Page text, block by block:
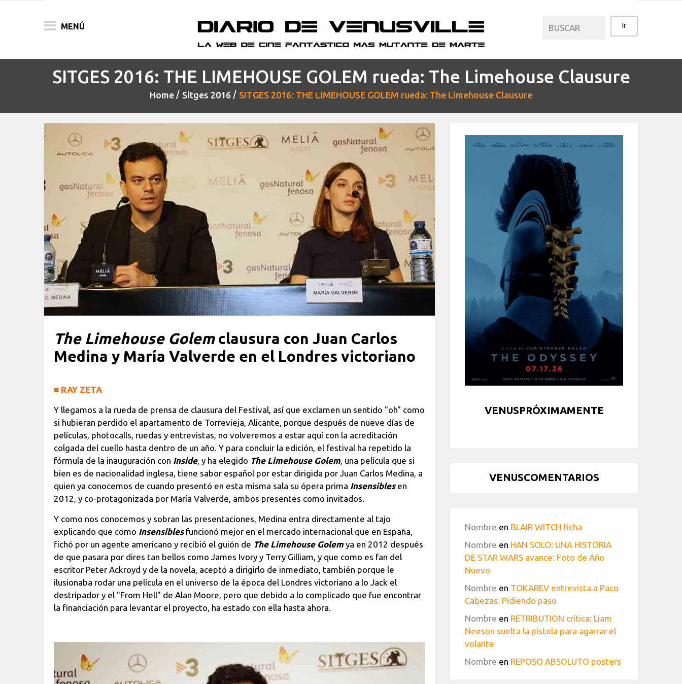
MENÚ
SITGES 2016: THE LIMEHOUSE GOLEM rueda: The Limehouse Clausure
Home Sitges 2016 SITGES 2016: THE LIMEHOUSE GOLEM rueda: The Limehouse Clausure
The Limehouse Golemclausura con Juan Carlos
Medina y María Valverde en el Londres victoriano
■ RAY ZETA
Y llegamos a la rueda de prensa de clausura del Festival, así que exclamen un sentido "oh" como
si hubieran perdido el apartamento de Torrevieja, Alicante, porque después de nueve días de
películas, photocalls, ruedas y entrevistas, no volveremos a estar aquí con la acreditación
colgada del cuello hasta dentro de un año. Y para concluir la edición, el festival ha repetido la
fórmula de la inauguración con Inside, y ha elegido The Limehouse Golem, una película que si
bien es de nacionalidad inglesa, tiene sabor español por estar dirigida por Juan Carlos Medina, a
quien ya conocemos de cuando presentó en esta misma sala su ópera prima Insensiblesen
2012, y co-protagonizada por María Valverde, ambos presentes como invitados.
Y como nos conocemos y sobran las presentaciones, Medina entra directamente al tajo
explicando que como Insensiblesfuncionó mejor en el mercado internacional que en España,
fichó por un agente americano y recibió el guión de The Limehouse Golem ya en 2012 después
de que pasara por dires tan bellos como James Ivory y Terry Gilliam, y que como es fan del
escritor Peter Ackroyd y de la novela, aceptó a dirigirlo de inmediato, también porque le
ilusionaba rodar una película en el universo de la época del Londres victoriano a lo Jack el
destripador y el "From Hell" de Alan Moore, pero que debido a lo complicado que fue encontrar
la financiación para levantar el proyecto, ha estado con ella hasta ahora.
VENUSPRÓXIMAMENTE
VENUSCOMENTARIOS
Nombre en BLAIR WITCH ficha
Nombre en HAN SOLO: UNA HISTORIA
DE STAR WARS avance: Foto de Año
Nuevo
Nombre en TOKAREV entrevista a Paco
Cabezas: Pidiendo paso
Nombre en RETRIBUTION crítica: Liam
Neeson suelta la pistola para agarrar el
volante
Nombre en REPOSO ABSOLUTO posters
ACTUALIDAD
FESTIVALES
CATEGORÍAS